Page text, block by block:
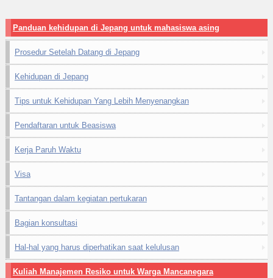
Panduan kehidupan di Jepang untuk mahasiswa asing
Prosedur Setelah Datang di Jepang
Kehidupan di Jepang
Tips untuk Kehidupan Yang Lebih Menyenangkan
Pendaftaran untuk Beasiswa
Kerja Paruh Waktu
Visa
Tantangan dalam kegiatan pertukaran
Bagian konsultasi
Hal-hal yang harus diperhatikan saat kelulusan
Kuliah Manajemen Resiko untuk Warga Mancanegara